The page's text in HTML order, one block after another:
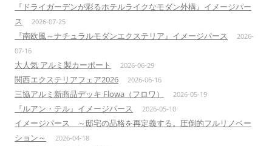
『ドライガーデンが彩るホテルライクなモダン外構』イメージパー
ス
2026-07-25
『南欧風～ナチュラルモダンエクステリア』イメージパース
2026-
07-16
大人気 アルミ製カーポート 2026-06-29
関西エクステリアフェア2026 2026-06-16
三協アルミ新商品デッキ Flowa（フロワ） 2026-05-19
『ルアン・テル』イメージパース 2026-05-10
イメージパース ～邸宅の品格を再定義する。圧倒的フルリノベー
ション～
2026-04-18